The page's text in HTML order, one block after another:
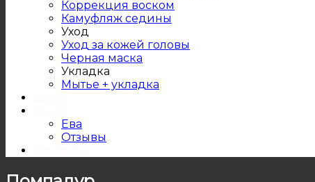
Коррекция воском
Камуфляж седины
Уход
Уход за кожей головы
Черная маска
Укладка
Мытье + укладка
Ева
Отзывы